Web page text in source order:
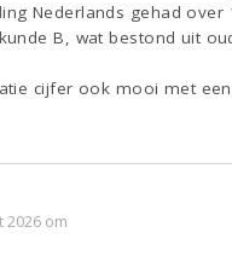
Nederlands gehad over
B, wat bestond uit
cijfer ook mooi met
2026 om